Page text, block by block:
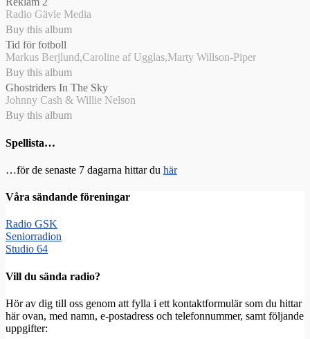
Radio Gävle Media
Buy this album
Tid för fotboll
Markus Berjlund,Caroline af Ugglas,Marty Willson-Piper
Buy this album
Ghostriders In The Sky
Johnny Cash & Willie Nelson
Buy this album
Spellista…
…för de senaste 7 dagarna hittar du här
Våra sändande föreningar
Radio GSK
Seniorradion
Studio 64
Vill du sända radio?
Hör av dig till oss genom att fylla i ett kontaktformulär som du hittar
här ovan, med namn, e-postadress och telefonnummer, samt följande
uppgifter: